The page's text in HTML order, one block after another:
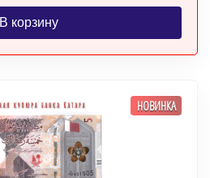
В корзину
НОВИНКА